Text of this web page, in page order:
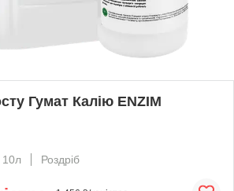
Гумат Калію ENZIM
10л
Роздріб